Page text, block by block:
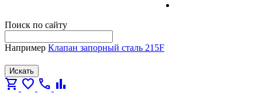
Поиск по сайту
Например Клапан запорный сталь 215F
Искать
shopping_cart favorite call bar_chart